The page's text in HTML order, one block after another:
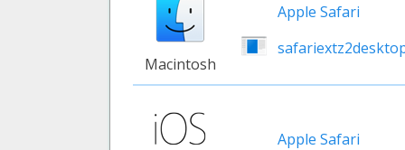
Macintosh
Apple Safari
Apple Safari